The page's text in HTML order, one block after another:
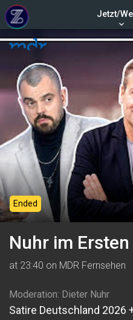
Jetzt/
keyboard_arrow_down
Ended
Nuhr im Ersten
at 23:40 on MDR Fernsehen
Moderation: Dieter Nuhr
Satire Deutschland 2026